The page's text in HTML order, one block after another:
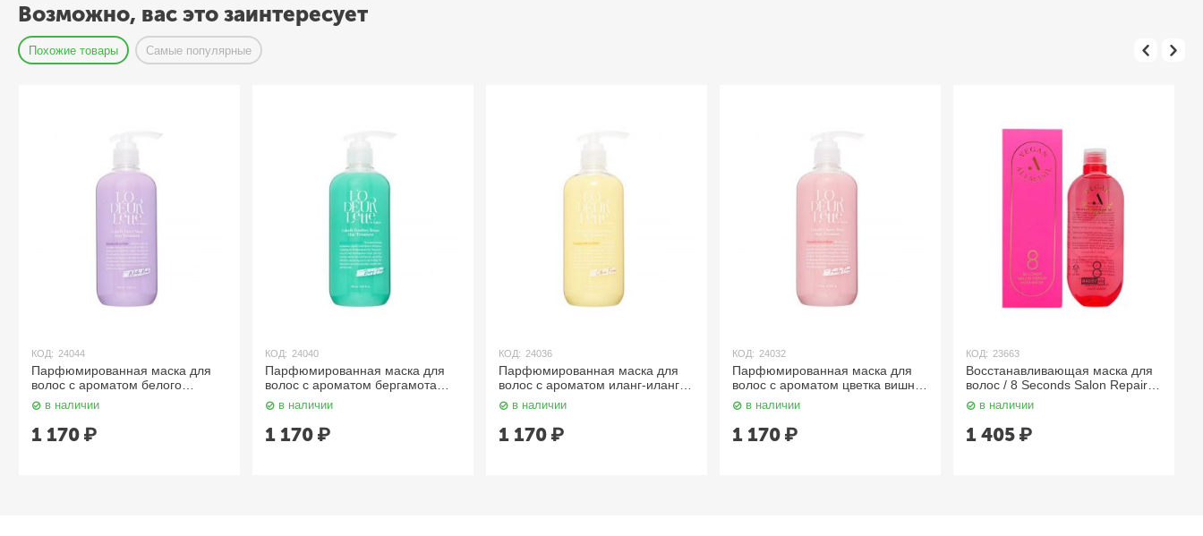
Возможно, вас это заинтересует
Похожие товары Самые популярные
КОД: 24044
Парфюмированная маска для
волос c ароматом белого
мускуса 500 мл LODEURLETTE
в наличии
1 170 ₽
КОД: 24040
Парфюмированная маска для
волос c ароматом бергамота
500 мл LODEURLETTE
в наличии
1 170 ₽
КОД: 24036
Парфюмированная маска для
волос c ароматом иланг-иланг и
мандарина 500 мл
LODEURLETTE
в наличии
1 170 ₽
КОД: 24032
Парфюмированная маска для
волос c ароматом цветка вишни
500 мл LODEURLETTE
в наличии
1 170 ₽
КОД: 23663
Восстанавливающая маска для
волос / 8 Seconds Salon Repair
Hair Mask 200 мл AllMasil
в наличии
1 405 ₽